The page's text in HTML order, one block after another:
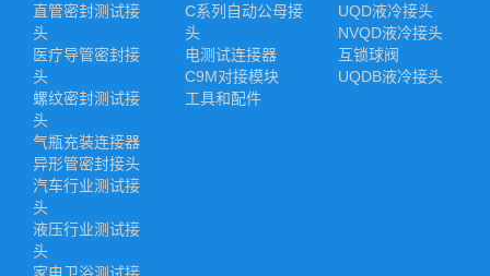
直管密封测试接
头
医疗导管密封接
头
螺纹密封测试接
头
气瓶充装连接器
异形管密封接头
汽车行业测试接
头
液压行业测试接
头
C系列自动公母接
头
电测试连接器
C9M对接模块
工具和配件
UQD液冷接头
NVQD液冷接头
互锁球阀
UQDB液冷接头